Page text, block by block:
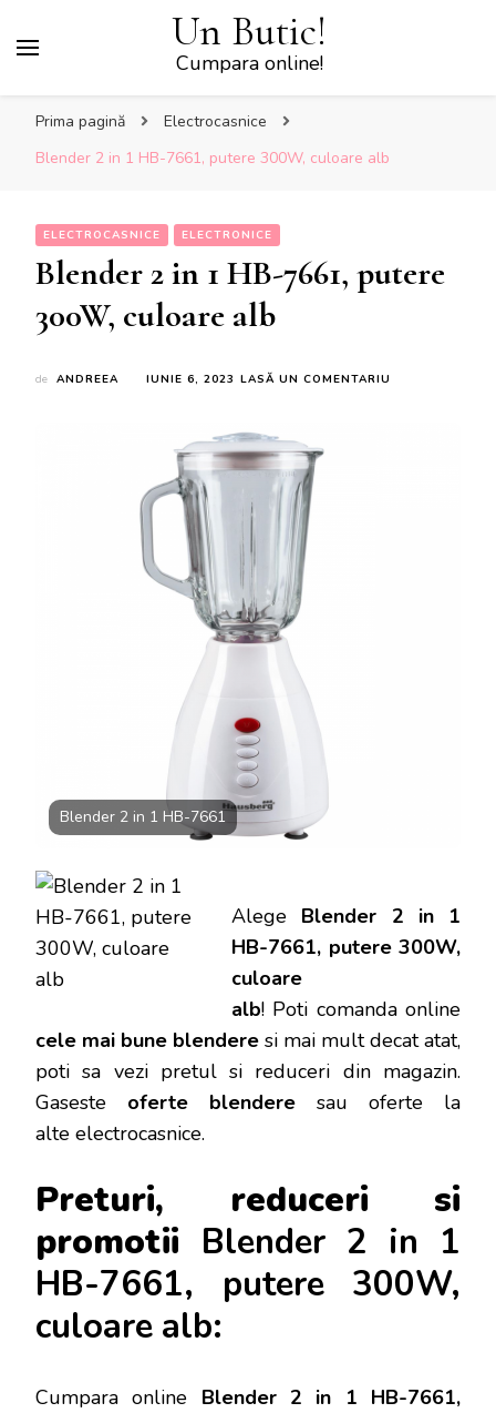
Un Butic!
Cumpara online!
Prima pagină
Electrocasnice
Blender 2 in 1 HB-7661, putere 300W, culoare alb
ELECTROCASNICE ELECTRONICE
Blender 2 in 1 HB-7661, putere
300W, culoare alb
de ANDREEA IUNIE 6, 2023 LASĂ UN COMENTARIU
Blender 2 in 1 HB-7661
Alege Blender 2 in 1
HB-7661, putere 300W,
culoare
alb! Poti comanda online
cele mai bune blendere si mai mult decat atat,
poti sa vezi pretul si reduceri din magazin.
Gaseste oferte blendere sau oferte la
alte electrocasnice.
Preturi, reduceri si
promotii Blender 2 in 1
HB-7661, putere 300W,
culoare alb:
Cumpara online Blender 2 in 1 HB-7661,